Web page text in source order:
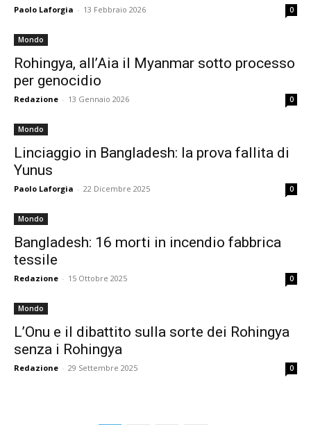
Paolo Laforgia - 13 Febbraio 2026 0
Mondo
Rohingya, all’Aia il Myanmar sotto processo
per genocidio
Redazione - 13 Gennaio 2026 0
Mondo
Linciaggio in Bangladesh: la prova fallita di
Yunus
Paolo Laforgia - 22 Dicembre 2025 0
Mondo
Bangladesh: 16 morti in incendio fabbrica
tessile
Redazione - 15 Ottobre 2025 0
Mondo
L’Onu e il dibattito sulla sorte dei Rohingya
senza i Rohingya
Redazione - 29 Settembre 2025 0